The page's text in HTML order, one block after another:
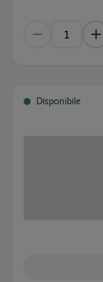
Disponibile